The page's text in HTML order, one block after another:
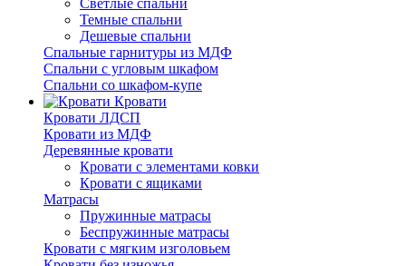
Светлые спальни
Темные спальни
Дешевые спальни
Спальные гарнитуры из МДФ
Спальни с угловым шкафом
Спальни со шкафом-купе
Кровати
Кровати ЛДСП
Кровати из МДФ
Деревянные кровати
Кровати с элементами ковки
Кровати с ящиками
Матрасы
Пружинные матрасы
Беспружинные матрасы
Кровати с мягким изголовьем